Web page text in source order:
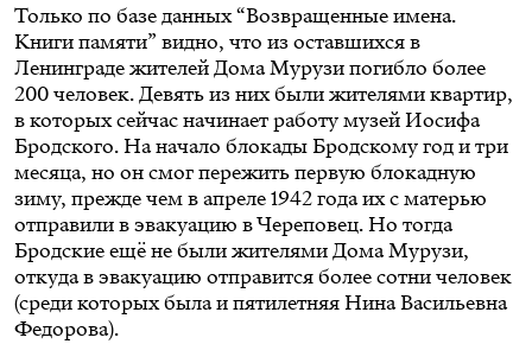
Только по базе данных “Возвращенные имена.
Книги памяти” видно, что из оставшихся в
Ленинграде жителей Дома Мурузи погибло более
200 человек. Девять из них были жителями квартир,
в которых сейчас начинает работу музей Иосифа
Бродского. На начало блокады Бродскому год и три
месяца, но он смог пережить первую блокадную
зиму, прежде чем в апреле 1942 года их с матерью
отправили в эвакуацию в Череповец. Но тогда
Бродские ещё не были жителями Дома Мурузи,
откуда в эвакуацию отправится более сотни человек
(среди которых была и пятилетняя Нина Васильевна
Федорова).